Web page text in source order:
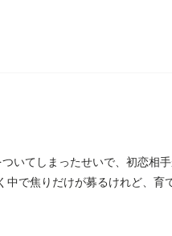
いてしまったせいで、初恋相
で焦りだけが募るけれど、育